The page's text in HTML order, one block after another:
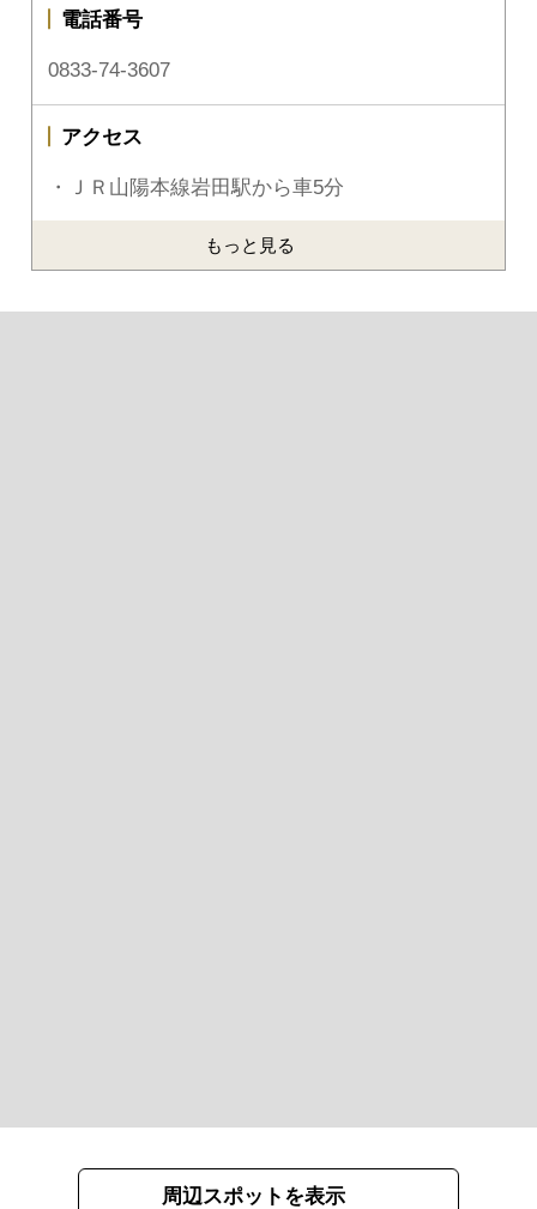
電話番号
0833-74-3607
アクセス
・ＪＲ山陽本線岩田駅から車5分
もっと見る
周辺スポットを表示